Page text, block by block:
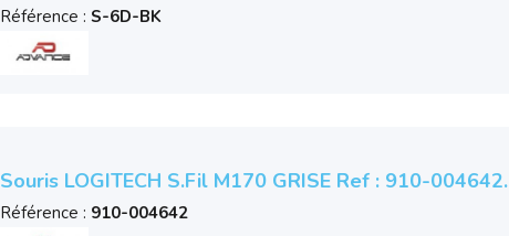
Référence : S-6D-BK
Souris LOGITECH S.fil M170 GRISE Ref : 910-004642.
Référence : 910-004642